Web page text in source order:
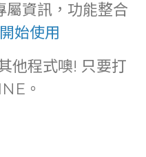
屬資訊，功能整合
開始使用
他程式噢! 只要打
。